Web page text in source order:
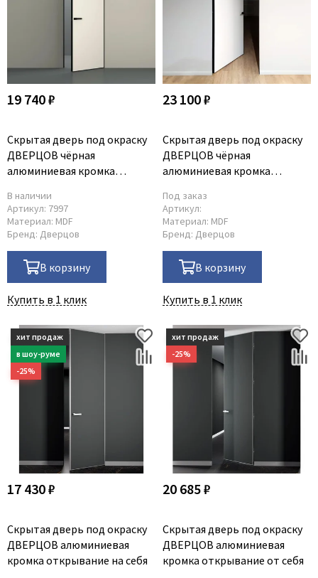
19 740 ₽
Скрытая дверь под окраску
ДВЕРЦОВ чёрная
алюминиевая кромка
В наличии
Артикул: 7997
Материал: MDF
Бренд: Дверцов
В корзину
Купить в 1 клик
23 100 ₽
Скрытая дверь под окраску
ДВЕРЦОВ чёрная
алюминиевая кромка
Под заказ
Артикул:
Материал: MDF
Бренд: Дверцов
В корзину
Купить в 1 клик
17 430 ₽
Скрытая дверь под окраску
ДВЕРЦОВ алюминиевая
кромка открывание на себя
20 685 ₽
Скрытая дверь под окраску
ДВЕРЦОВ алюминиевая
кромка открывание от себя